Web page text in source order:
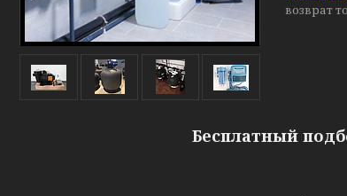
возврат
Бесплатный